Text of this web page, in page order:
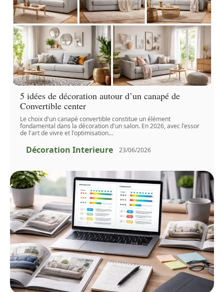
5 idées de décoration autour d’un canapé de
Convertible center
Le choix d'un canapé convertible constitue un élément
fondamental dans la décoration d'un salon. En 2026, avec l'essor
de l'art de vivre et l'optimisation…
Décoration Interieure 23/06/2026